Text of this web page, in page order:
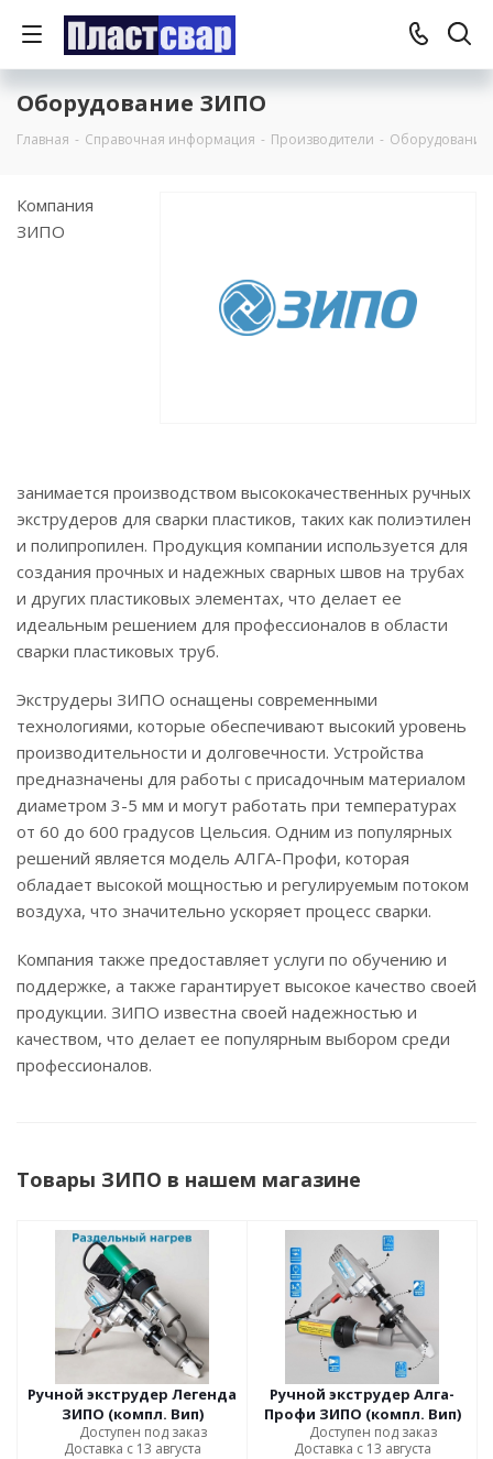
Оборудование ЗИПО
Главная - Справочная информация - Производители -
Компания
ЗИПО
занимается производством высококачественных ручных
экструдеров для сварки пластиков, таких как полиэтилен
и полипропилен. Продукция компании используется для
создания прочных и надежных сварных швов на трубах
и других пластиковых элементах, что делает ее
идеальным решением для профессионалов в области
сварки пластиковых труб.
Экструдеры ЗИПО оснащены современными
технологиями, которые обеспечивают высокий уровень
производительности и долговечности. Устройства
предназначены для работы с присадочным материалом
диаметром 3-5 мм и могут работать при температурах
от 60 до 600 градусов Цельсия. Одним из популярных
решений является модель АЛГА-Профи, которая
обладает высокой мощностью и регулируемым потоком
воздуха, что значительно ускоряет процесс сварки.
Компания также предоставляет услуги по обучению и
поддержке, а также гарантирует высокое качество своей
продукции. ЗИПО известна своей надежностью и
качеством, что делает ее популярным выбором среди
профессионалов.
Товары ЗИПО в нашем магазине
Ручной экструдер Легенда
ЗИПО (компл. Вип)
Доступен под заказ
Доставка с 13 августа
Ручной экструдер Алга-
Профи ЗИПО (компл. Вип)
Доступен под заказ
Доставка с 13 августа